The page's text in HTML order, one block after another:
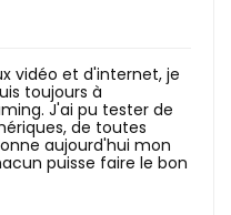
vidéo et d'internet, je
toujours à
J'ai pu tester de
de toutes
aujourd'hui mon
puisse faire le bon